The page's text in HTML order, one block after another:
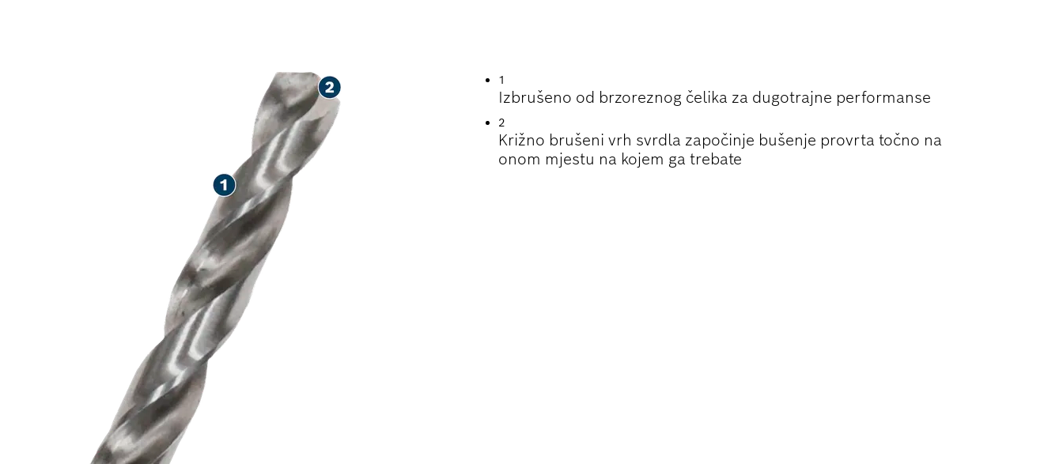
1
Izbrušeno od brzoreznog čelika za dugotrajne performanse
2
Križno brušeni vrh svrdla započinje bušenje provrta točno na
onom mjestu na kojem ga trebate